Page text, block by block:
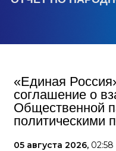
«Единая
соглашение о
Общественной
политическими
05 августа 2026, 02:58